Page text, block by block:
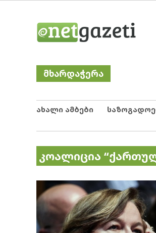
მხარდაჭერა
ახალი ამბები
კოალიცია